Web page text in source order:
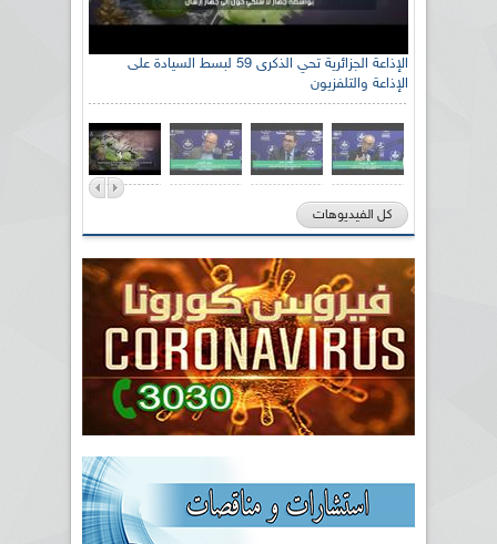
الإذاعة الجزائرية تحي الذكرى 59 لبسط السيادة على
الإذاعة والتلفزيون
كل الفيديوهات